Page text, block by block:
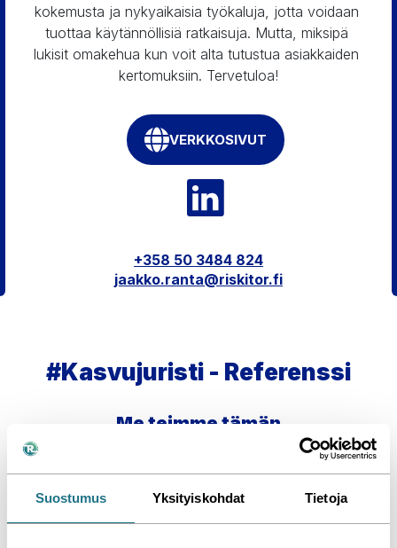
Suostumus Yksityiskohdat Tietoja
kokemusta ja nykyaikaisia työkaluja, jotta voidaan
tuottaa käytännöllisiä ratkaisuja. Mutta, miksipä
lukisit omakehua kun voit alta tutustua asiakkaiden
kertomuksiin. Tervetuloa!
VERKKOSIVUT
+358 50 3484 824
jaakko.ranta@riskitor.fi
#Kasvujuristi - Referenssi
Me teimme tämän